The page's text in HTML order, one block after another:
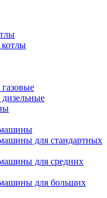
для стандартных
для средних
для больших